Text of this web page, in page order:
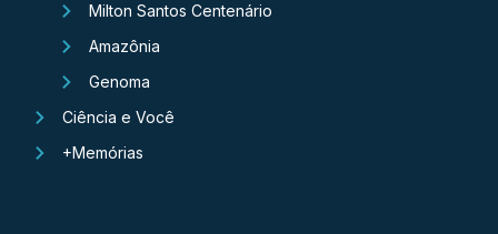
Milton Santos Centenário
Amazônia
Genoma
Ciência e Você
+Memórias